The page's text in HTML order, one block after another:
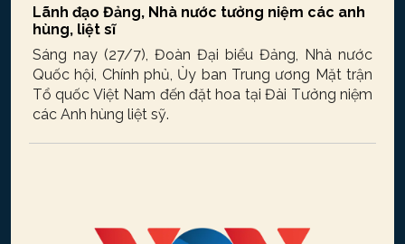
Lãnh đạo Đảng, Nhà nước tưởng niệm các anh
hùng, liệt sĩ
Sáng nay (27/7), Đoàn Đại biểu Đảng, Nhà nước
Quốc hội, Chính phủ, Ủy ban Trung ương Mặt trận
Tổ quốc Việt Nam đến đặt hoa tại Đài Tưởng niệm
các Anh hùng liệt sỹ.